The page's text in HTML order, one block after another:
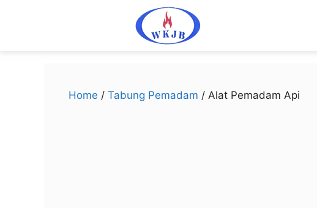
Home / Tabung Pemadam / Alat Pemadam Api